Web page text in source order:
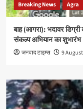
Breaking News Agra
बाह (आगरा): भदावर
संकल्प अभियान का शुभारंभ
जनवाद टाइम्स 9